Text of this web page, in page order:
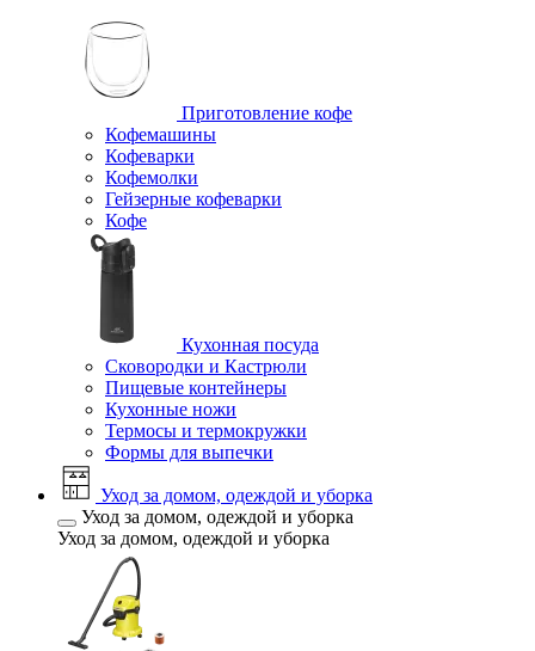
Приготовление кофе
Кофемашины
Кофеварки
Кофемолки
Гейзерные кофеварки
Кофе
Кухонная посуда
Сковородки и Кастрюли
Пищевые контейнеры
Кухонные ножи
Термосы и термокружки
Формы для выпечки
Уход за домом, одеждой и уборка
Уход за домом, одеждой и уборка
Уход за домом, одеждой и уборка